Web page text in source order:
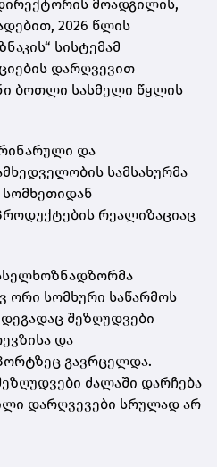
მოადგილის,
2026 წლის
სისტემამ
დარღვევით
ბოთლი სასმელი წყლის
და
სამსახურმა
რეალიზაციაც
ორი სომხური საწარმოს
შეზღუდვები
და
გავრცელდა.
ძალაში დარჩება
დარღვევები სრულად არ